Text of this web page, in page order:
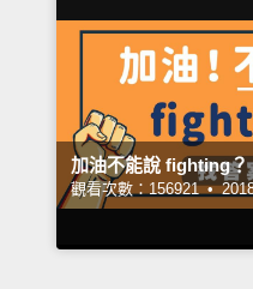
加油不能說 fighting？
觀看次數：156921 •